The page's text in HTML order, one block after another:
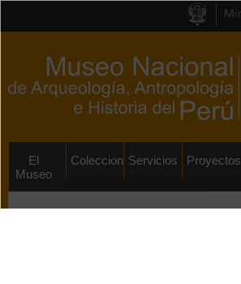
El
Museo
ColeccionesServicios Proyectos